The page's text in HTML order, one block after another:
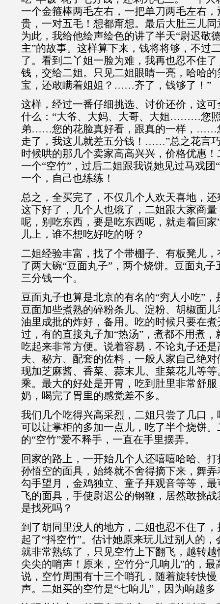
一个金箍棒两毛左右，一把单刀两毛左右，
贵，一对五毛！想都甭想。最后大肚三儿同
为此，我给他绘声绘色的讲了半天“尉迟敬
主”的故事。这样算下来，钱将将够，不过
了。看到二丫姐一脸为难，我再也忍不住
钱，交给二姐。只见二姐眼睛一亮，哈哈
宝，还敢瞒着姐姐？……齐了，钱够了！”
这样，经过一番仔细挑选、讨价还价，这
什么：“大爷、大妈、大哥、大姐………您
弟……您的花脸真好看，跟真的一样，……
走了，我这儿就差五分钱！……”总之花言
时候哄的那几个卖家高高兴兴，价格优惠
一个“空竹”，过后二姐跟我说她见过马戏团
一个，自己也练练！
总之，全买完了，不仅几个人欢天喜地，
这下好了，几个人也饿了，二姐跟大家商
呢，别吃东西，要是吃东西呢，就走着回
儿上，谁不想吃好吃的呀？
二姐经验丰富，找了个带棚子、有板凳儿
了两大碗“豆面丸子”，两个烧饼。豆面丸
三分钱一个。
豆面丸子也算是北京的有名的“穷人小吃”，
豆面加些煮熟的碎粉条儿、淀粉、胡椒面
油里成批的炸好，备用。吃的时候只要在煮
过，有的直接丸子加“热汤”，煮都不用煮
吃起来非常方便。说着容易，不论丸子还
夫、秘方、配套的佐料，一般人家自己绝
现加芝麻酱、香菜、蒜末儿、韭菜花儿等
乘。最大的好处是开胃，吃到肚里非常舒
奶，喝完了胃里的感觉差不多。
我们几个吃得兴高采烈，二姐只尝了几口
可以让掌柜的多加一点儿，吃了半个烧饼
的“空竹”爱不释手，一直在手里摆弄。
回家的路上，一开始几个人还嘻嘻哈哈、
孙悟空的面具，始终就不舍得摘下来，舞
勾手望月，金鸡独立、童子拜观音等等，
飞的面具，手使尉迟公的钢鞭，居然敢挑
是找死吗？
到了胡同里没人的地方，二姐也忍不住了
起了“抖空竹”。估计她原来玩儿过别人的
就非常熟练了，只见空竹上下翻飞，越转
尖尖的哨声！原来，空竹分“几响儿”的，最
说，空竹周围有十三个哨孔，随着旋转快
声。二姐买的空竹是“七响儿”，因为响越多